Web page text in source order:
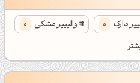
دارک 0 والپیپر مشکی 0
خفن کد نویسی 0